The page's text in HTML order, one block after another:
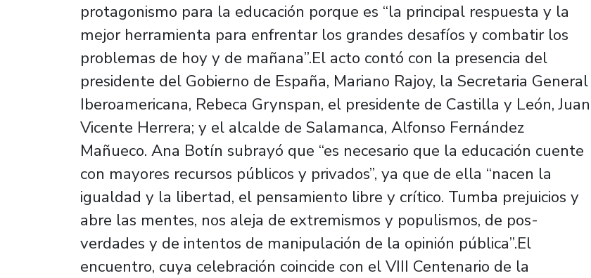
protagonismo para la educación porque es “la principal respuesta y la
mejor herramienta para enfrentar los grandes desafíos y combatir los
problemas de hoy y de mañana”.El acto contó con la presencia del
presidente del Gobierno de España, Mariano Rajoy, la Secretaria General
Iberoamericana, Rebeca Grynspan, el presidente de Castilla y León, Juan
Vicente Herrera; y el alcalde de Salamanca, Alfonso Fernández
Mañueco. Ana Botín subrayó que “es necesario que la educación cuente
con mayores recursos públicos y privados”, ya que de ella “nacen la
igualdad y la libertad, el pensamiento libre y crítico. Tumba prejuicios y
abre las mentes, nos aleja de extremismos y populismos, de pos-
verdades y de intentos de manipulación de la opinión pública”.El
encuentro, cuya celebración coincide con el VIII Centenario de la